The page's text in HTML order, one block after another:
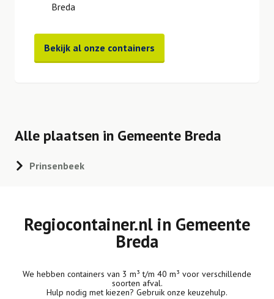
Breda
Bekijk al onze containers
Alle plaatsen in Gemeente Breda
Prinsenbeek
Regiocontainer.nl in Gemeente
Breda
We hebben containers van 3 m³ t/m 40 m³ voor verschillende
soorten afval.
Hulp nodig met kiezen? Gebruik onze keuzehulp.